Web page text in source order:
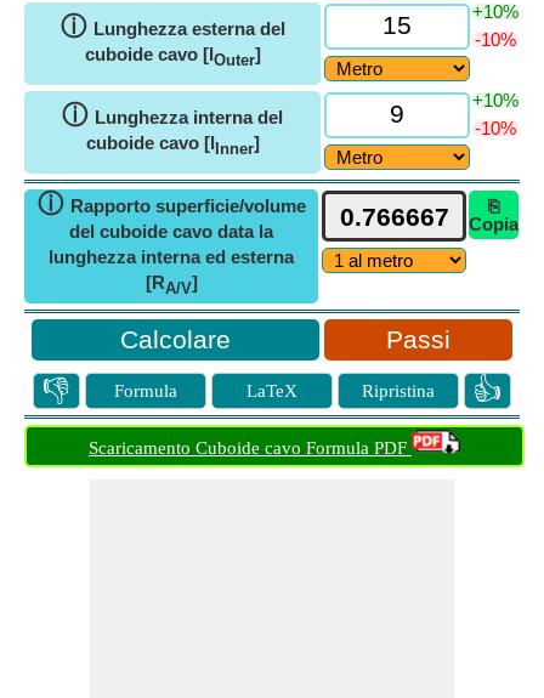
ⓘ Lunghezza esterna del
cuboide cavo [lOuter]
+10%
-10%
ⓘ Lunghezza interna del
cuboide cavo [l Inner]
+10%
-10%
ⓘ Rapporto superficie/volume
del cuboide cavo data la
lunghezza interna ed esterna
[RA/V]
⎘
Copia
Passi
👎 Formula LaTeX Ripristina 👍
Scaricamento Cuboide cavo Formula PDF